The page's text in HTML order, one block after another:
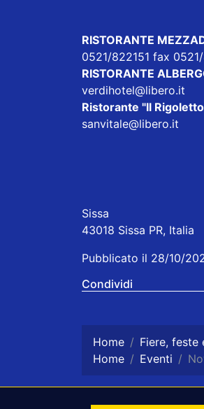
RISTORANTE
0521/822151 fax
RISTORANTE
verdihotel@libero.it
Ristorante "Il Rigoletto
sanvitale@libero.it
Sissa
43018 Sissa PR, Italia
Pubblicato il 28/10/
Condividi
Home Fiere, feste
Home
Eventi